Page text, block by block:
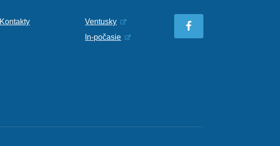
Kontakty
Ventusky
In-počasie